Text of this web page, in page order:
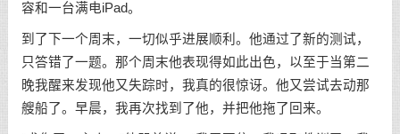
容和一台满电iPad。
到了下一个周末，一切似乎进展顺利。他通过了新的测试，
只答错了一题。那个周末他表现得如此出色，以至于当第二
晚我醒来发现他又失踪时，我真的很惊讶。他又尝试去动那
艘船了。早晨，我再次找到了他，并把他拖了回来。